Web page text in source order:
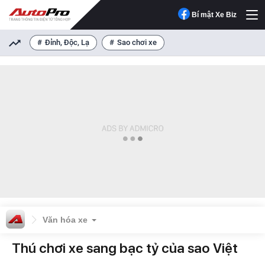
Bí mật Xe Biz
Đỉnh, Độc, Lạ Sao chơi xe
Văn hóa xe
Thú chơi xe sang bạc tỷ của sao Việt